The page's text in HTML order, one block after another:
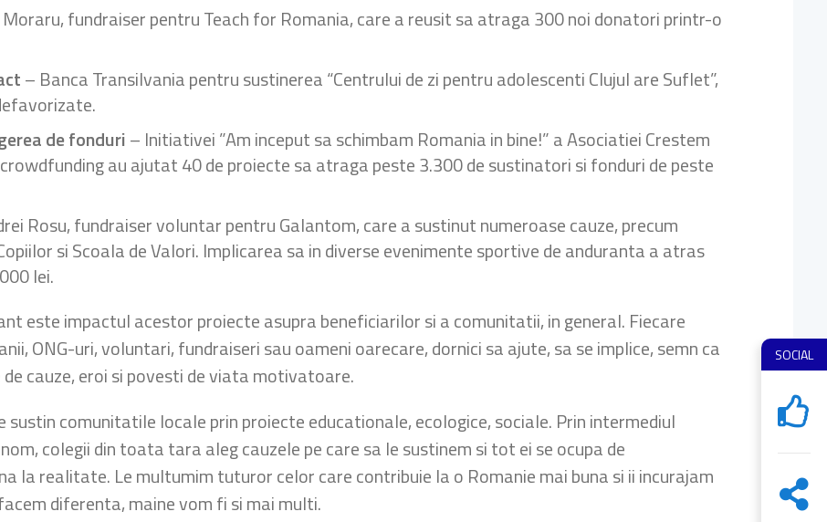
SOCIAL
fundraiser pentru Teach for Romania, care a reusit sa atraga 300 noi donatori printr-o
– Banca Transilvania pentru sustinerea “Centrului de zi pentru adolescenti Clujul are Suflet”,
de fonduri– Initiativei ”Am inceput sa schimbam Romania in bine!” a Asociatiei Crestem
au ajutat 40 de proiecte sa atraga peste 3.300 de sustinatori si fonduri de peste
Rosu, fundraiser voluntar pentru Galantom, care a sustinut numeroase cauze, precum
si Scoala de Valori. Implicarea sa in diverse evenimente sportive de anduranta a atras
lei.
este impactul acestor proiecte asupra beneficiarilor si a comunitatii, in general. Fiecare
ONG-uri, voluntari, fundraiseri sau oameni oarecare, dornici sa ajute, sa se implice, semn ca
cauze, eroi si povesti de viata motivatoare.
sustin comunitatile locale prin proiecte educationale, ecologice, sociale. Prin intermediul
colegii din toata tara aleg cauzele pe care sa le sustinem si tot ei se ocupa de
la realitate. Le multumim tuturor celor care contribuie la o Romanie mai buna si ii incurajam
diferenta, maine vom fi si mai multi.